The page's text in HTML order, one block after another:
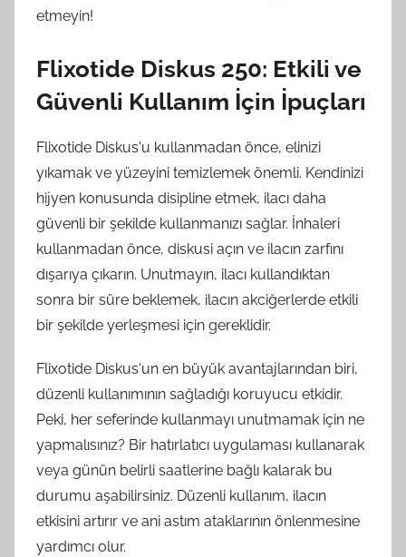
etmeyin!
Flixotide Diskus 250: Etkili ve
Güvenli Kullanım İçin İpuçları
Flixotide Diskus'u kullanmadan önce, elinizi
yıkamak ve yüzeyini temizlemek önemli. Kendinizi
hijyen konusunda disipline etmek, ilacı daha
güvenli bir şekilde kullanmanızı sağlar. İnhaleri
kullanmadan önce, diskusi açın ve ilacın zarfını
dışarıya çıkarın. Unutmayın, ilacı kullandıktan
sonra bir süre beklemek, ilacın akciğerlerde etkili
bir şekilde yerleşmesi için gereklidir.
Flixotide Diskus'un en büyük avantajlarından biri,
düzenli kullanımının sağladığı koruyucu etkidir.
Peki, her seferinde kullanmayı unutmamak için ne
yapmalısınız? Bir hatırlatıcı uygulaması kullanarak
veya günün belirli saatlerine bağlı kalarak bu
durumu aşabilirsiniz. Düzenli kullanım, ilacın
etkisini artırır ve ani astım ataklarının önlenmesine
yardımcı olur.